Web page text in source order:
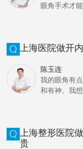
眼角手术才
上海医院做开
陈玉连
我的眼角有
和有神。我
上海整形医院
贵